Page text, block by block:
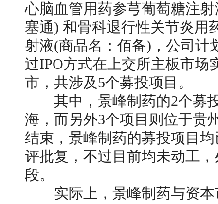
心脑血管用药参芎葡萄糖注
塞通) 和骨科退行性关节炎用
射液(商品名：佰备)，公司计
过IPO方式在上交所主板市场
市，共涉及5个募投项目。
其中，景峰制药的2个募
海，而另外3个项目则位于贵
结束，景峰制药的募投项目
评批复，不过目前均未动工
段。
实际上，景峰制药与资本